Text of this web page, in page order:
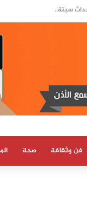
فن وثقافة صحة